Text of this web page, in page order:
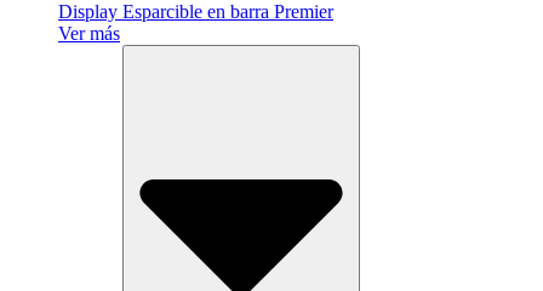
Display Esparcible en barra Premier
Ver más